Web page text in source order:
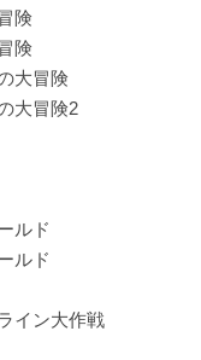
険
険
大冒険
大冒険2
ルド
ルド
イン大作戦